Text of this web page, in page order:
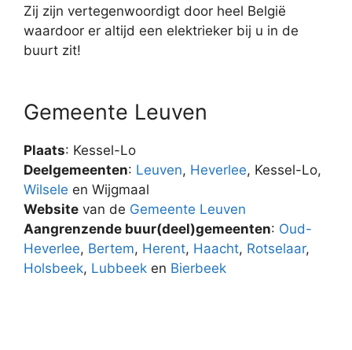
Zij zijn vertegenwoordigt door heel België
waardoor er altijd een elektrieker bij u in de
buurt zit!
Gemeente Leuven
Plaats: Kessel-Lo
Deelgemeenten: Leuven, Heverlee, Kessel-Lo,
Wilsele en Wijgmaal
Website van de Gemeente Leuven
Aangrenzende buur(deel)gemeenten: Oud-
Heverlee, Bertem, Herent, Haacht, Rotselaar,
Holsbeek, Lubbeek en Bierbeek